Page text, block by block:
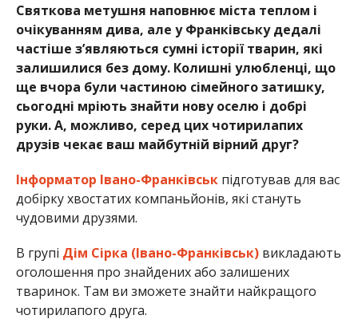
Святкова метушня наповнює міста теплом і
очікуванням дива, але у Франківську дедалі
частіше з’являються сумні історії тварин, які
залишилися без дому. Колишні улюбленці, що
ще вчора були частиною сімейного затишку,
сьогодні мріють знайти нову оселю і добрі
руки. А, можливо, серед цих чотирилапих
друзів чекає ваш майбутній вірний друг?
Інформатор Івано-Франківськ підготував для вас
добірку хвостатих компаньйонів, які стануть
чудовими друзями.
В групі Дім Сірка (Івано-Франківськ) викладають
оголошення про знайдених або залишених
тваринок. Там ви зможете знайти найкращого
чотирилапого друга.